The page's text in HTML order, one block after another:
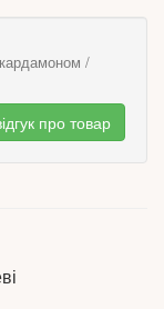
/
про товар